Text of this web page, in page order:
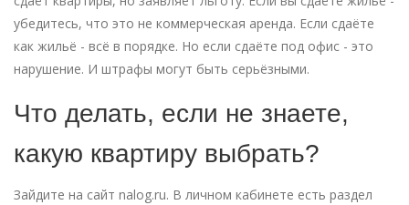
убедитесь, что это не коммерческая аренда. Если сдаёте
как жильё - всё в порядке. Но если сдаёте под офис - это
нарушение. И штрафы могут быть серьёзными.
Что делать, если не знаете,
какую квартиру выбрать?
Зайдите на сайт nalog.ru. В личном кабинете есть раздел